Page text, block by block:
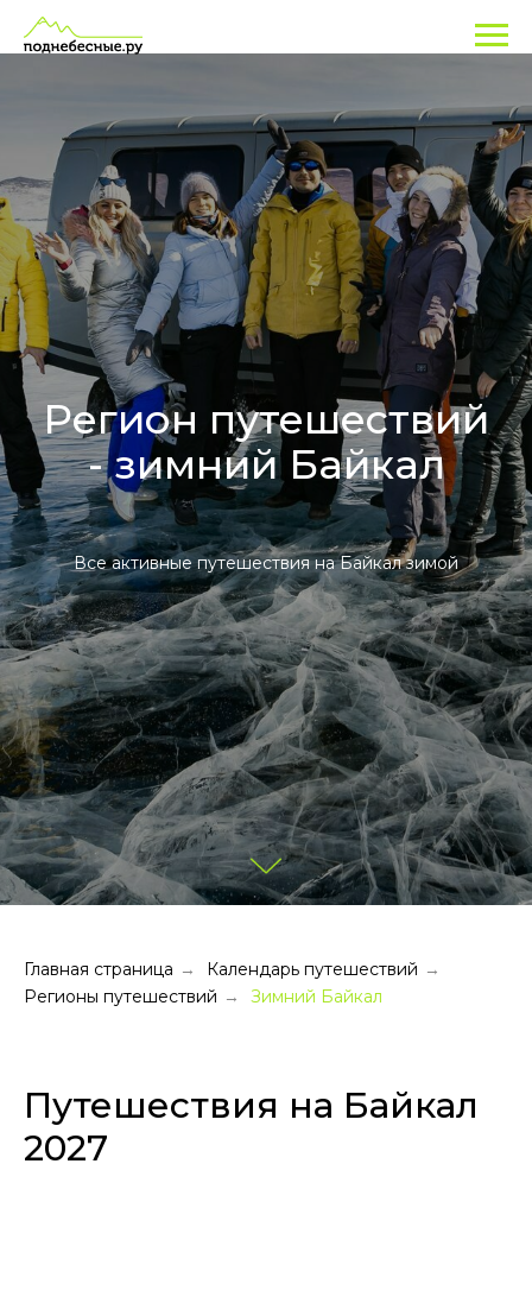
Регион путешествий
- зимний Байкал
Все активные путешествия на Байкал зимой
Главная страница → Календарь путешествий →
Регионы путешествий → Зимний Байкал
Путешествия на Байкал
2027